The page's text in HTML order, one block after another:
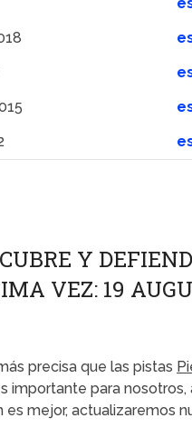
Y
VEZ: 19
precisa que las pistas
importante para
mejor, actualizaremos